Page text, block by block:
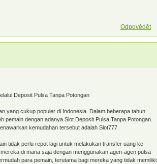
Odpovědět
Deposit Pulsa Tanpa Potongan
yang cukup populer di Indonesia. Dalam beberapa tahun
pemain dengan adanya Slot Deposit Pulsa Tanpa Potongan.
kemudahan tersebut adalah Slot777.
tidak perlu repot lagi untuk melakukan transfer uang ke
di mana saja dengan menggunakan agen-agen pulsa
para pemain, terutama bagi mereka yang tidak memiliki